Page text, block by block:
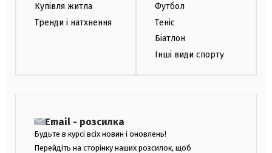
Купівля житла
Тренди і натхнення
Футбол
Теніс
Біатлон
Інші види спорту
Email - розсилка
Будьте в курсі всіх новин і оновлень!
Перейдіть на сторінку наших розсилок, щоб